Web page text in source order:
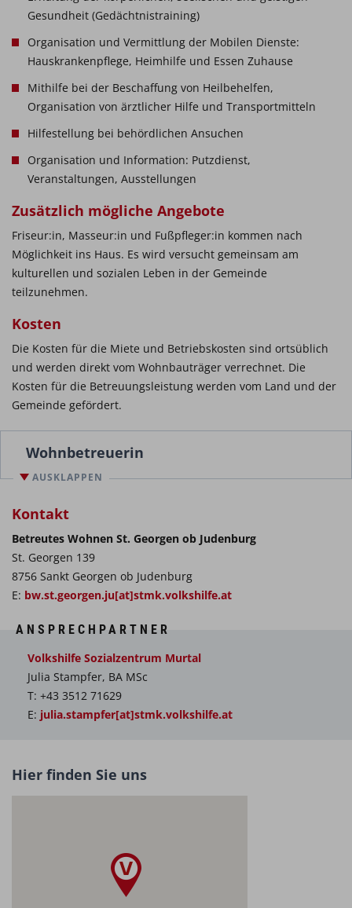
Gesundheit (Gedächtnistraining)
Organisation und Vermittlung der Mobilen Dienste:
Hauskrankenpflege, Heimhilfe und Essen Zuhause
Mithilfe bei der Beschaffung von Heilbehelfen,
Organisation von ärztlicher Hilfe und Transportmitteln
Hilfestellung bei behördlichen Ansuchen
Organisation und Information: Putzdienst,
Veranstaltungen, Ausstellungen
Zusätzlich mögliche Angebote
Friseur:in, Masseur:in und Fußpfleger:in kommen nach
Möglichkeit ins Haus. Es wird versucht gemeinsam am
kulturellen und sozialen Leben in der Gemeinde
teilzunehmen.
Kosten
Die Kosten für die Miete und Betriebskosten sind ortsüblich
und werden direkt vom Wohnbauträger verrechnet. Die
Kosten für die Betreuungsleistung werden vom Land und der
Gemeinde gefördert.
Wohnbetreuerin
WOHNBETREUERIN
Tel.+43 676 8708 22035
bw.st.georgen.ju[at]stmk.volkshilfe.at
AUSKLAPPEN
Kontakt
Betreutes Wohnen St. Georgen ob Judenburg
St. Georgen 139
8756 Sankt Georgen ob Judenburg
E: bw.st.georgen.ju[at]stmk.volkshilfe.at
ANSPRECHPARTNER
Volkshilfe Sozialzentrum Murtal
Julia Stampfer, BA MSc
T: +43 3512 71629
E: julia.stampfer[at]stmk.volkshilfe.at
Hier finden Sie uns